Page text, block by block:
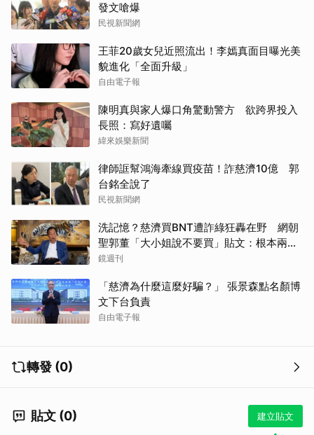
發文嗆爆
民視新聞網
王菲20歲女兒近照流出！李嫣真面目曝光美
貌進化「全面升級」
自由電子報
陳明真與家人爆口角驚動警方 欲跨界投入
長照：寫好遺囑
緯來娛樂新聞
律師誆幫鴻海牽線買疫苗！詐慈濟10億 郭
台銘全說了
民視新聞網
洗記憶？慈濟買BNT遭詐綠狂轟在野 網朝
聖郭董「大小姐說不要買」貼文：根本兩碼
事
鏡週刊
「慈濟為什麼這麼好騙？」 張景森點名顏博
文下台負責
自由電子報
轉發 (0)
貼文 (0) 建立貼文